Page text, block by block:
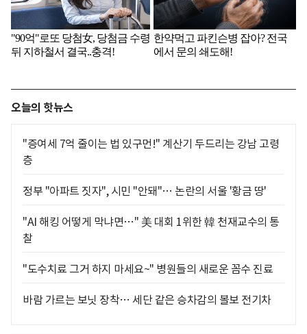
오늘의 핫뉴스
"증여세 7억 줄이는 법 있구먼!" 계산기 두드리는 강남 고령
층
정부 "아파트 짓자", 시민 "안돼"… 논란의 서울 '황금 땅'
"AI 해킹 어떻게 막냐면…" 美 대회 1위한 韓 천재교수의 통
찰
"도수치료 그거 하지 마세요~" 병원들의 새로운 꼼수 진료
바람 가르는 보닛 장착… 세단 같은 승차감의 볼보 전기차